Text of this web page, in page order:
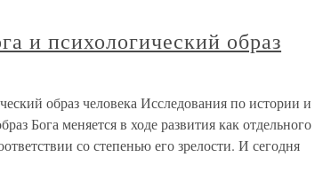
и психологический образ
образ человека Исследования по истории и
Бога меняется в ходе развития как отдельного
со степенью его зрелости. И сегодня